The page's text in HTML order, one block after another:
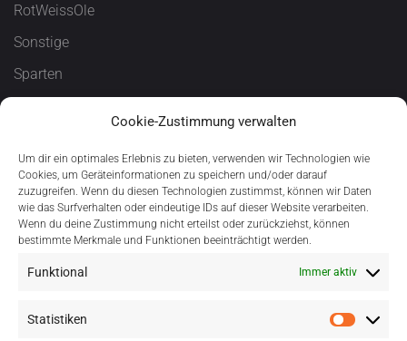
Cookie-Zustimmung verwalten
Um dir ein optimales Erlebnis zu bieten, verwenden wir Technologien wie
Cookies, um Geräteinformationen zu speichern und/oder darauf
zuzugreifen. Wenn du diesen Technologien zustimmst, können wir Daten
wie das Surfverhalten oder eindeutige IDs auf dieser Website verarbeiten.
Wenn du deine Zustimmung nicht erteilst oder zurückziehst, können
bestimmte Merkmale und Funktionen beeinträchtigt werden.
Funktional Immer aktiv
Statistiken
RotWeissOle
Sonstige
Sparten